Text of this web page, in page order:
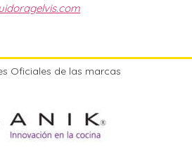
Oficiales de las marcas